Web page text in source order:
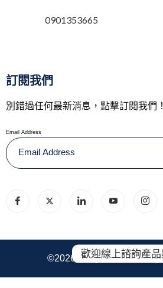
0901353665
訂閱我們
別錯過任何最新消息，點擊訂閱我們！
Email Address
©2026.hongtronics. All
歡迎線上諮詢產